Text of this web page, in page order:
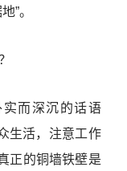
”。
而深沉的话语
生活，注意工作
正的铜墙铁壁是